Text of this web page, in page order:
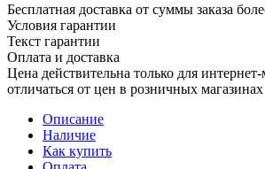
Бесплатная доставка от суммы заказа
Условия гарантии
Текст гарантии
Оплата и доставка
Цена действительна только для
отличаться от цен в розничных магазинах
Описание
Наличие
Как купить